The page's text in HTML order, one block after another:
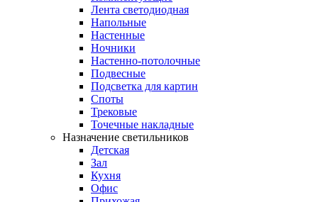
Лента светодиодная
Напольные
Настенные
Ночники
Настенно-потолочные
Подвесные
Подсветка для картин
Споты
Трековые
Точечные накладные
Назначение светильников
Детская
Зал
Кухня
Офис